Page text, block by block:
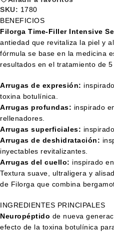
SKU: 1780
BENEFICIOS
Filorga Time-Filler Intensive
antiedad que revitaliza la piel y
fórmula se base en la medicina
resultados en el tratamiento de
Arrugas de expresión:
toxina botulínica.
Arrugas profundas: inspirado
rellenadores.
Arrugas superficiales:
Arrugas de deshidratación:
inyectables revitalizantes.
Arrugas del cuello: inspirado
Textura suave, ultraligera y
de Filorga que combina
INGREDIENTES PRINCIPALES
Neuropéptido de nueva
efecto de la toxina botulínica